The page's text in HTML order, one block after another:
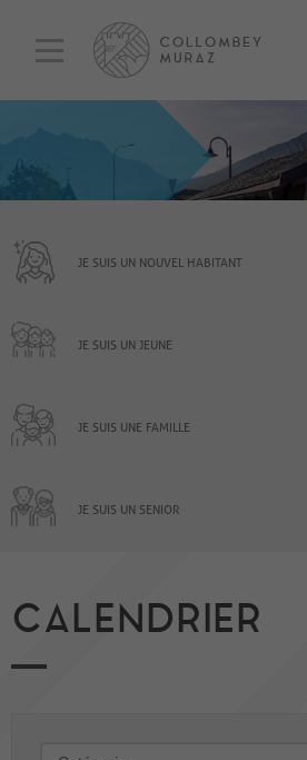
JE SUIS UN NOUVEL HABITANT
JE SUIS UN JEUNE
JE SUIS UNE FAMILLE
JE SUIS UN SENIOR
CALENDRIER